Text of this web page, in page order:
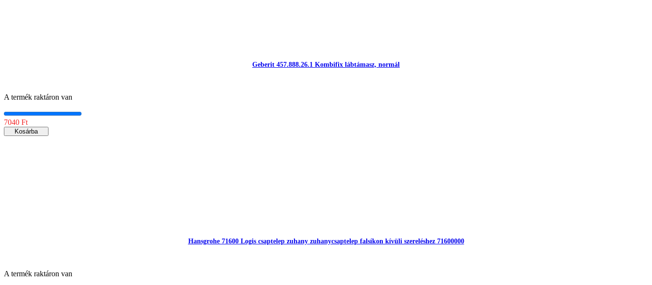
Geberit 457.888.26.1 Kombifix lábtámasz, normál
A termék raktáron van
7040 Ft
Kosárba
Hansgrohe 71600 Logis csaptelep zuhany zuhanycsaptelep falsíkon kívüli szereléshez 71600000
A termék raktáron van